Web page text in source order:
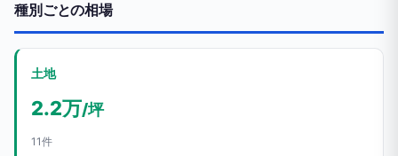
種別ごとの相場
土地
2.2万/坪
11件